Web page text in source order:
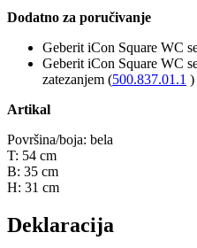
Dodatno za poručivanje
Geberit iCon Square WC
Geberit iCon Square WC
zatezanjem (500.837.01.1 )
Artikal
Površina/boja: bela
T: 54 cm
B: 35 cm
H: 31 cm
Deklaracija